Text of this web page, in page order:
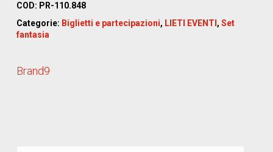
COD: PR-110.848
Categorie: Biglietti e partecipazioni, LIETI EVENTI , Set
fantasia
Brand9